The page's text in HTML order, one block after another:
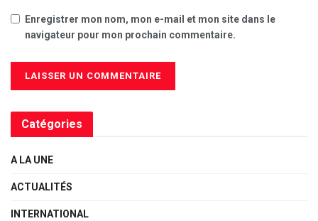
Enregistrer mon nom, mon e-mail et mon site dans le
navigateur pour mon prochain commentaire.
Catégories
A LA UNE
ACTUALITÉS
INTERNATIONAL